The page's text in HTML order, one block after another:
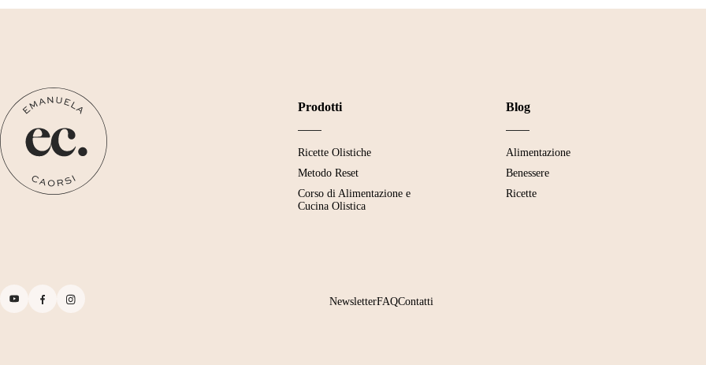
Prodotti
Ricette Olistiche
Metodo Reset
Corso di Alimentazione e
Cucina Olistica
Blog
Alimentazione
Benessere
Ricette
NewsletterFAQContatti